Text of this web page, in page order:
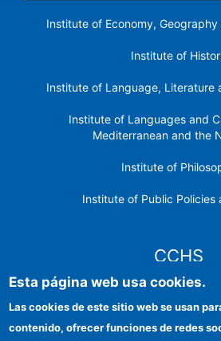
Institute of Economy,
Institute of
Institute of Language, Literature
Institute of Languages ​​and
Mediterranean and the
Institute of
Institute of Public Policies
CCHS
Institutional
Esta página web usa cookies.
Las cookies de este sitio web se usan
contenido, ofrecer funciones de redes